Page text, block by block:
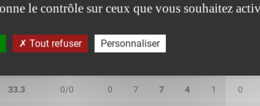
33.3 0/0 0 7 7 4 1 0
le contrôle sur ceux que vous souhaitez
Tout refuser Personnaliser